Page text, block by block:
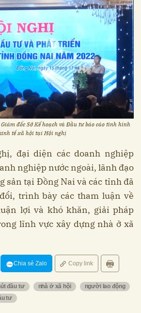
Giám đốc Sở Kế hoạch và Đầu tưbáo cáo tình hình
tế xã hội tại Hội nghị
đại diện các doanh nghiệp
nghiệp nước ngoài, lãnh đạo
sản tại Đồng Nai và các tỉnh đã
trình bày các tham luận về
lợi và khó khăn, giải pháp
lĩnh vực xây dựng nhà ở xã
Chia sẻ Zalo Copy link
đầu tư nhà ở xã hội
người lao động
tư